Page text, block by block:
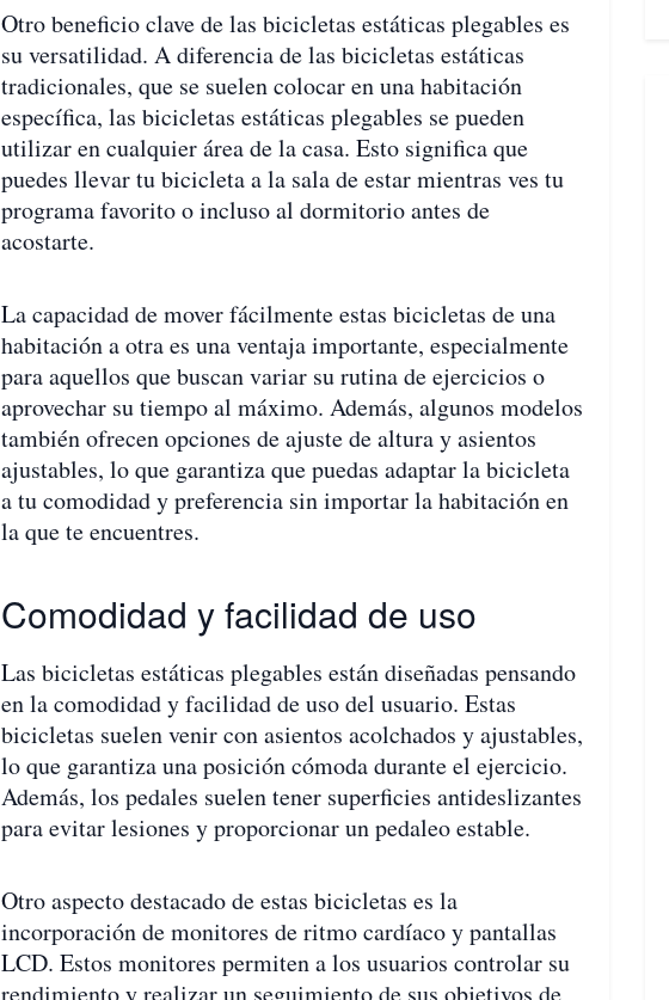
Otro beneficio clave de las bicicletas estáticas plegables es
su versatilidad. A diferencia de las bicicletas estáticas
tradicionales, que se suelen colocar en una habitación
específica, las bicicletas estáticas plegables se pueden
utilizar en cualquier área de la casa. Esto significa que
puedes llevar tu bicicleta a la sala de estar mientras ves tu
programa favorito o incluso al dormitorio antes de
acostarte.
La capacidad de mover fácilmente estas bicicletas de una
habitación a otra es una ventaja importante, especialmente
para aquellos que buscan variar su rutina de ejercicios o
aprovechar su tiempo al máximo. Además, algunos modelos
también ofrecen opciones de ajuste de altura y asientos
ajustables, lo que garantiza que puedas adaptar la bicicleta
a tu comodidad y preferencia sin importar la habitación en
la que te encuentres.
Comodidad y facilidad de uso
Las bicicletas estáticas plegables están diseñadas pensando
en la comodidad y facilidad de uso del usuario. Estas
bicicletas suelen venir con asientos acolchados y ajustables,
lo que garantiza una posición cómoda durante el ejercicio.
Además, los pedales suelen tener superficies antideslizantes
para evitar lesiones y proporcionar un pedaleo estable.
Otro aspecto destacado de estas bicicletas es la
incorporación de monitores de ritmo cardíaco y pantallas
LCD. Estos monitores permiten a los usuarios controlar su